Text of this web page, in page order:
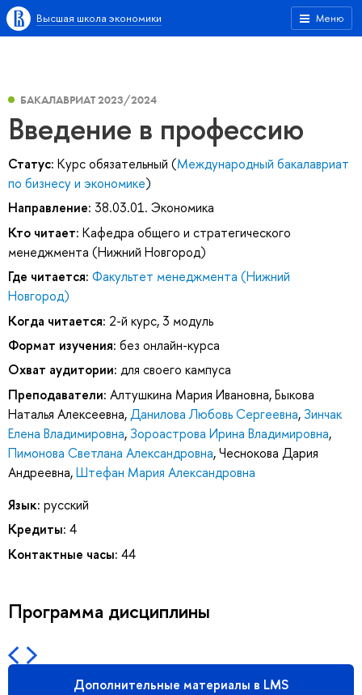
Меню
Высшая школа экономики
БАКАЛАВРИАТ 2023/2024
Введение в профессию
Статус: Курс обязательный (Международный бакалавриат
по бизнесу и экономике)
Направление: 38.03.01. Экономика
Кто читает: Кафедра общего и стратегического
менеджмента (Нижний Новгород)
Где читается: Факультет менеджмента (Нижний
Новгород)
Когда читается: 2-й курс, 3 модуль
Формат изучения: без онлайн-курса
Охват аудитории: для своего кампуса
Преподаватели: Алтушкина Мария Ивановна,Быкова
Наталья Алексеевна,Данилова Любовь Сергеевна, Зинчак
Елена Владимировна, Зороастрова Ирина Владимировна,
Пимонова Светлана Александровна,Чеснокова Дария
Андреевна,Штефан Мария Александровна
Язык: русский
Кредиты: 4
Контактные часы: 44
Программа дисциплины
Дополнительные материалы в LMS